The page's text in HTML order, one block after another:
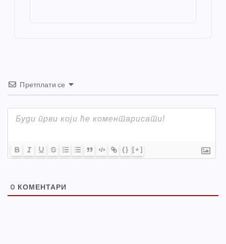
Претплати се
{} [+]
0 КОМЕНТАРИ